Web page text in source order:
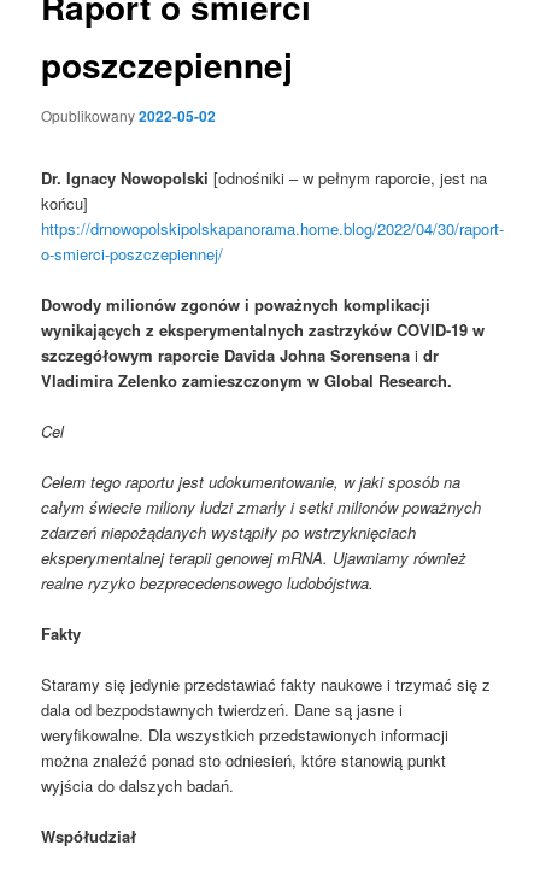
poszczepiennej
Opublikowany2022-05-02
Dr. Ignacy Nowopolski [odnośniki – w pełnym raporcie, jest na
końcu]
https://drnowopolskipolskapanorama.home.blog/2022/04/30/raport-
o-smierci-poszczepiennej/
Dowody milionów zgonów i poważnych komplikacji
wynikających z eksperymentalnych zastrzyków COVID-19 w
szczegółowym raporcie Davida Johna Sorensena idr
Vladimira Zelenko zamieszczonym w Global Research.
Cel
Celem tego raportu jest udokumentowanie, w jaki sposób na
całym świecie miliony ludzi zmarły i setki milionów poważnych
zdarzeń niepożądanych wystąpiły po wstrzyknięciach
eksperymentalnej terapii genowej mRNA. Ujawniamy również
realne ryzyko bezprecedensowego ludobójstwa.
Fakty
Staramy się jedynie przedstawiać fakty naukowe i trzymać się z
dala od bezpodstawnych twierdzeń. Dane są jasne i
weryfikowalne. Dla wszystkich przedstawionych informacji
można znaleźć ponad sto odniesień, które stanowią punkt
wyjścia do dalszych badań.
Współudział